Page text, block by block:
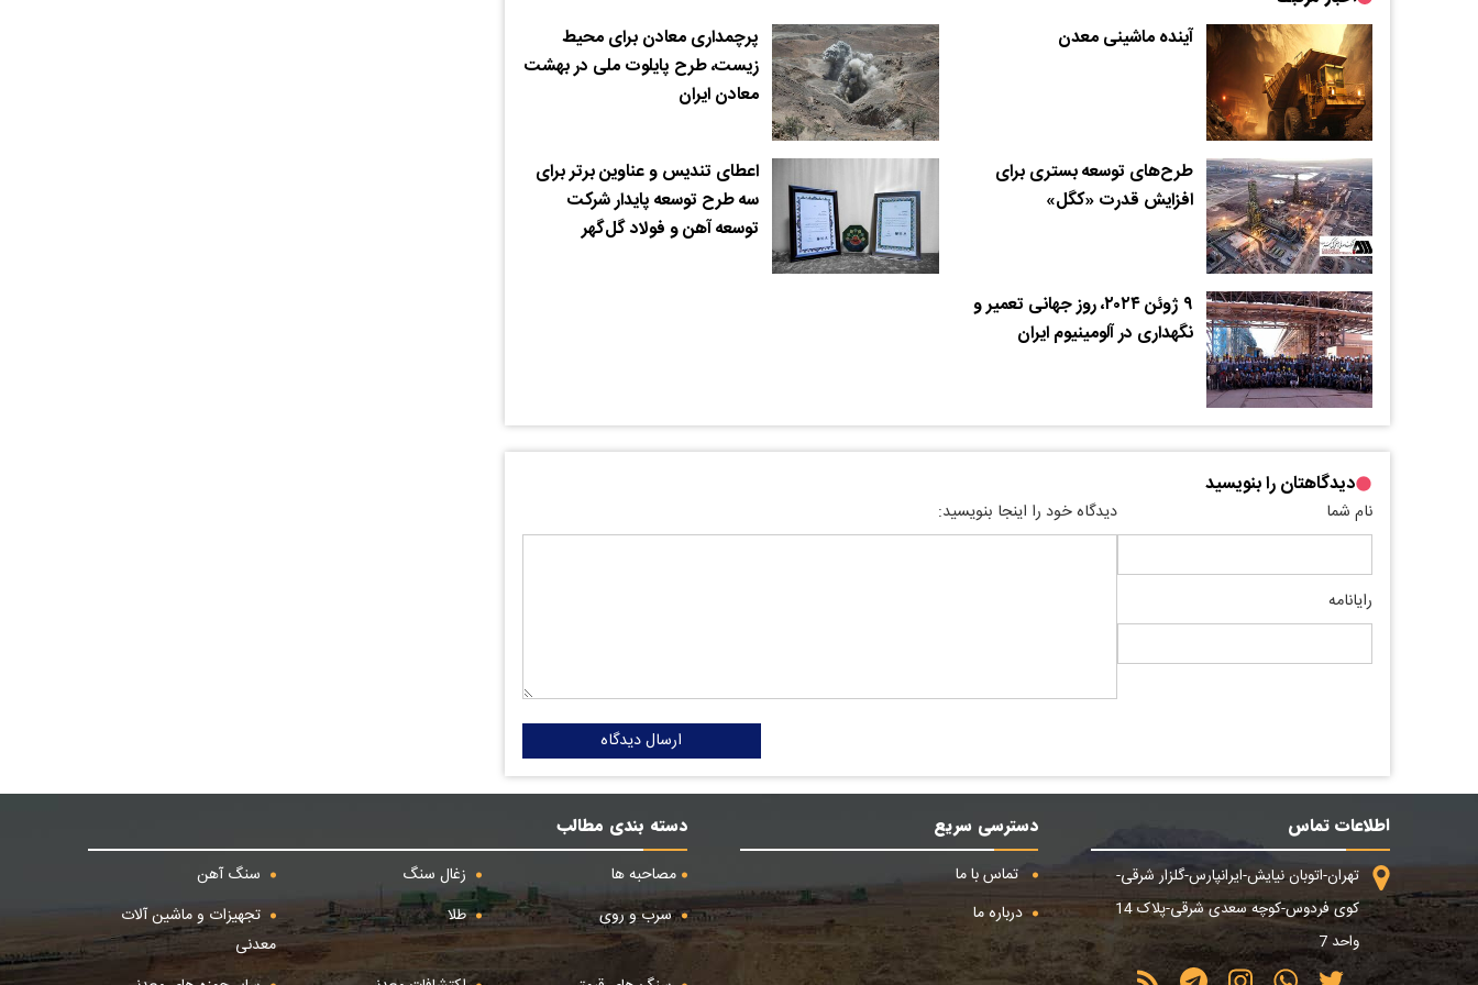
آینده ماشینی معدن
پرچمداری معادن برای محیط
زیست، طرح پایلوت ملی در بهشت
معادن ایران
طرح‌های توسعه بستری برای
افزایش قدرت «کگل»
اعطای تندیس و عناوین برتر برای
سه طرح توسعه پایدار شرکت
توسعه آهن و فولاد گل‌گهر
۹ ژوئن ۲۰۲۴، روز جهانی تعمیر و
نگهداری در آلومینیوم ایران
دیدگاهتان را بنویسید
نام شما
رایانامه
دیدگاه خود را اینجا بنویسید:
ارسال دیدگاه
اطلاعات تماس
تهران-اتوبان نیایش-ایرانپارس-گلزار شرقی-
کوی فردوس-کوچه سعدی شرقی-پلاک 14
واحد 7
دسترسی سریع
تماس با ما
درباره ما
دسته بندی مطالب
مصاحبه ها
زغال سنگ
سنگ آهن
سرب و روی
طلا
تجهیزات و ماشین آلات
معدنی